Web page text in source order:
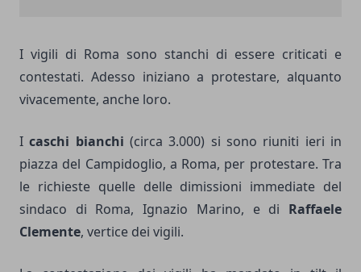
I vigili di Roma sono stanchi di essere criticati e
contestati. Adesso iniziano a protestare, alquanto
vivacemente, anche loro.
Icaschi bianchi (circa 3.000) si sono riuniti ieri in
piazza del Campidoglio, a Roma, per protestare. Tra
le richieste quelle delle dimissioni immediate del
sindaco di Roma, Ignazio Marino, e di Raffaele
Clemente, vertice dei vigili.